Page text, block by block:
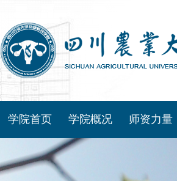
学院首页 学院概况 师资力量